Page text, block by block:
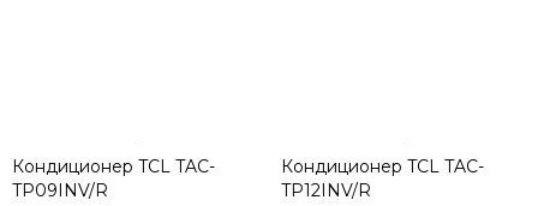
Кондиционер TCL TAC-
TP09INV/R
Кондиционер TCL TAC-
TP12INV/R